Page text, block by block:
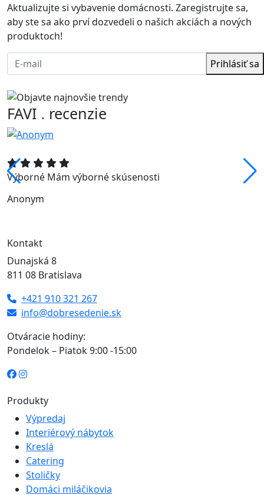
Aktualizujte si vybavenie domácnosti. Zaregistrujte sa,
aby ste sa ako prví dozvedeli o našich akciách a nových
produktoch!
Prihlásiť sa
FAVI . recenzie
Výborné Mám výborné skúsenosti
Anonym
Kontakt
Dunajská 8
811 08 Bratislava
+421 910 321 267
info@dobresedenie.sk
Otváracie hodiny:
Pondelok – Piatok 9:00 -15:00
Produkty
Výpredaj
Interiérový nábytok
Kreslá
Catering
Stoličky
Domáci miláčikovia